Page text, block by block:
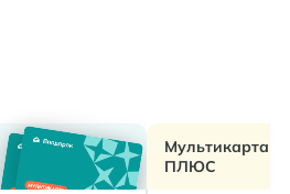
Мультикарта
ПЛЮС